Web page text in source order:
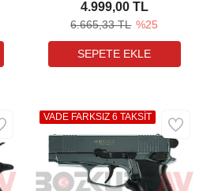
6.665,33 TL %25
4.999,00 TL
VADE FARKSIZ 6 TAKSİT